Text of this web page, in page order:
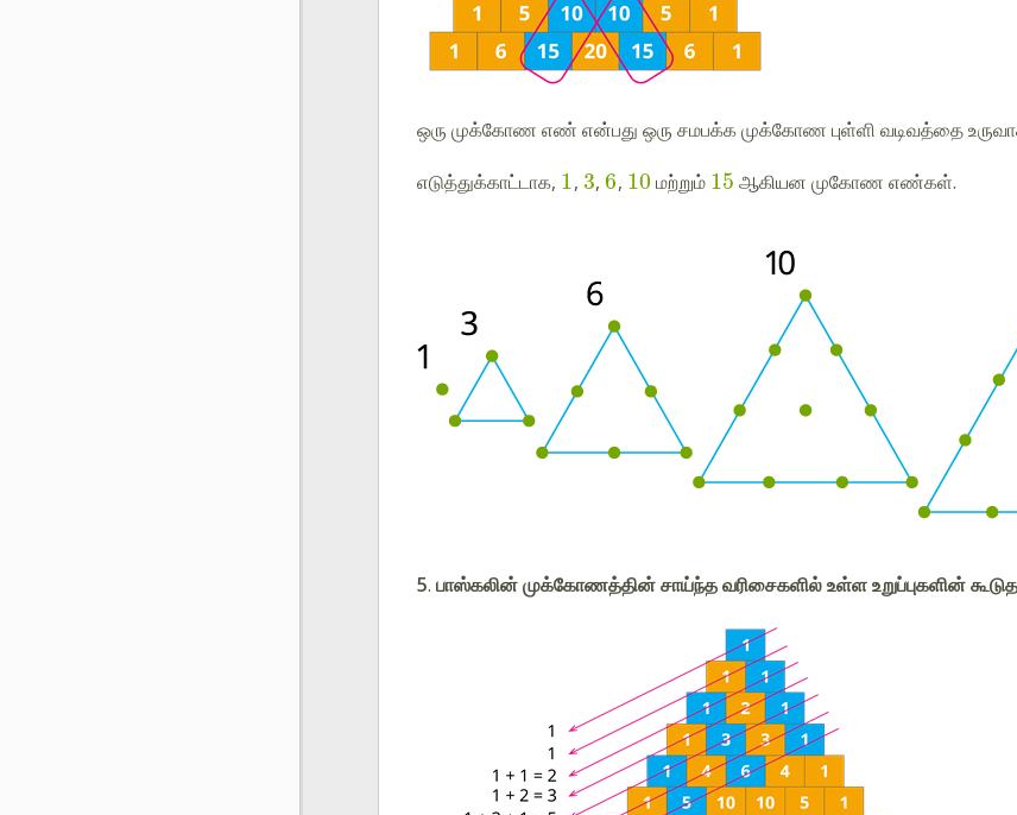
ஒரு முக்கோண எண் என்பது ஒரு சமபக்க முக்கோண புள்ளி வடிவத்தை
எடுத்துக்காட்டாக, 1 , 3,6, 10மற்றும் 15 ஆகியன முகோண எண்கள்.
5. பாஸ்கலின் முக்கோணத்தின் சாய்ந்த வரிசைகளில் உள்ள உறுப்புகளின்